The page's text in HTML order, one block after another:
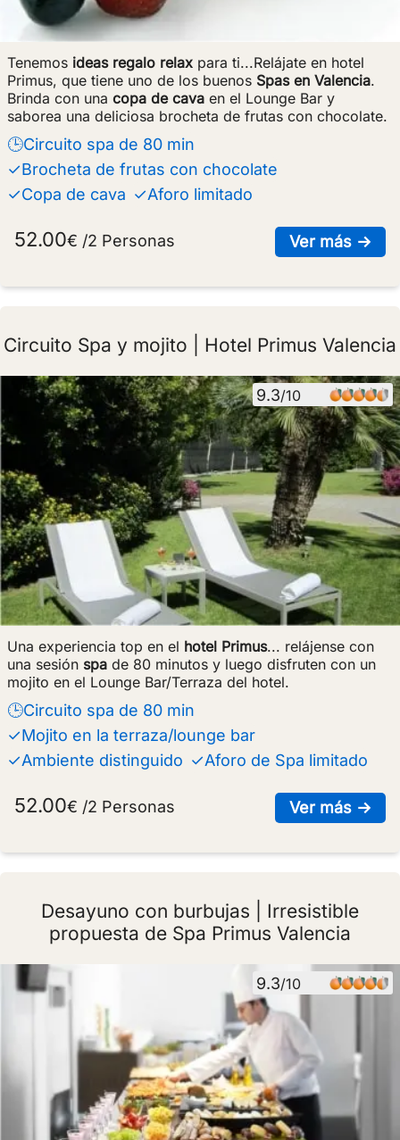
Tenemos ideas regalo relax para ti...Relájate en hotel
Primus, que tiene uno de los buenos Spas en Valencia.
Brinda con una copa de cava en el Lounge Bar y
saborea una deliciosa brocheta de frutas con chocolate.
🕒Circuito spa de 80 min
✓Brocheta de frutas con chocolate
✓Copa de cava ✓Aforo limitado
Ver más →
52.00€ /2 Personas
Circuito Spa y mojito | Hotel Primus Valencia
9.3/10
Una experiencia top en el hotel Primus... relájense con
una sesión spa de 80 minutos y luego disfruten con un
mojito en el Lounge Bar/Terraza del hotel.
🕒Circuito spa de 80 min
✓Mojito en la terraza/lounge bar
✓Ambiente distinguido ✓Aforo de Spa limitado
Ver más →
52.00€ /2 Personas
Desayuno con burbujas | Irresistible
propuesta de Spa Primus Valencia
9.3/10